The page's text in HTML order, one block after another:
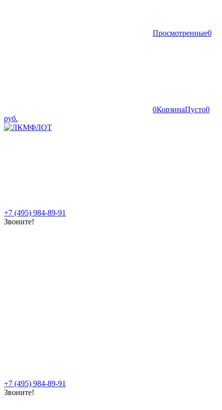
Просмотренные0
0КорзинаПусто0
руб.
+7 (495) 984-89-91
Звоните!
+7 (495) 984-89-91
Звоните!